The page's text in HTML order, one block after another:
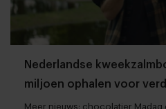
Nederlandse
miljoen ophalen voor
Meer nieuws: chocolatier